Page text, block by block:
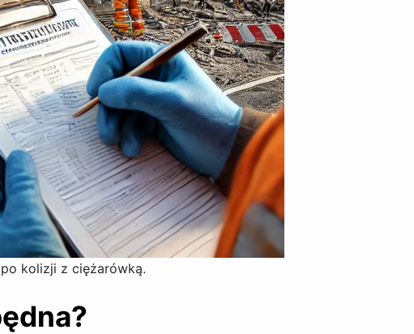
kolizji z ciężarówką.